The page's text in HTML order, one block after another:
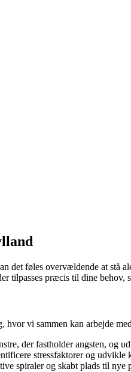
det føles overvældende at
tilpasses præcis til dine behov,
vi sammen kan arbejde
der fastholder angsten, og
stressfaktorer og udvikle
spiraler og skabt plads til